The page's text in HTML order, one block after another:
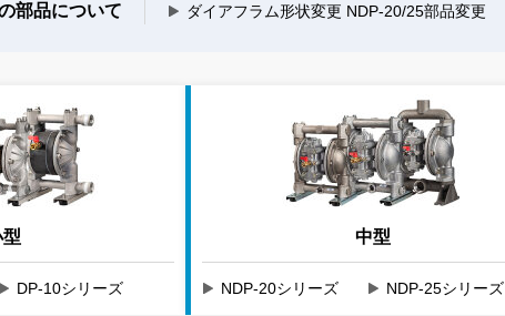
部品について ダイアフラム形状変更 NDP-20/25部品変更
DP-10シリーズ
中型
NDP-20シリーズ NDP-25シリーズ